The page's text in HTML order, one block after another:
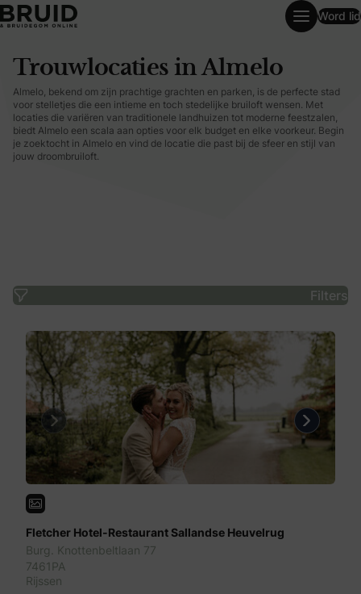
Word lid
Trouwlocaties in Almelo
Almelo, bekend om zijn prachtige grachten en parken, is de perfecte stad
voor stelletjes die een intieme en toch stedelijke bruiloft wensen. Met
locaties die variëren van traditionele landhuizen tot moderne feestzalen,
biedt Almelo een scala aan opties voor elk budget en elke voorkeur. Begin
je zoektocht in Almelo en vind de locatie die past bij de sfeer en stijl van
jouw droombruiloft.
Filters
Previous Next
Fletcher Hotel-Restaurant Sallandse Heuvelrug
Burg. Knottenbeltlaan 77
7461PA
Rijssen